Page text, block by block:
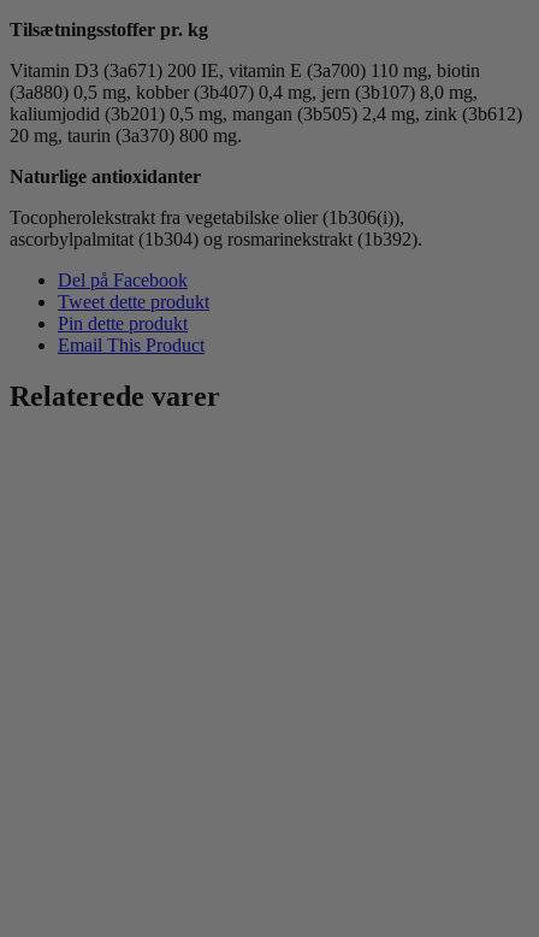
Tilsætningsstoffer pr. kg
Vitamin D3 (3a671) 200 IE, vitamin E (3a700) 110 mg, biotin
(3a880) 0,5 mg, kobber (3b407) 0,4 mg, jern (3b107) 8,0 mg,
kaliumjodid (3b201) 0,5 mg, mangan (3b505) 2,4 mg, zink (3b612)
20 mg, taurin (3a370) 800 mg.
Naturlige antioxidanter
Tocopherolekstrakt fra vegetabilske olier (1b306(i)),
ascorbylpalmitat (1b304) og rosmarinekstrakt (1b392).
Del på Facebook
Tweet dette produkt
Pin dette produkt
Email This Product
Relaterede varer